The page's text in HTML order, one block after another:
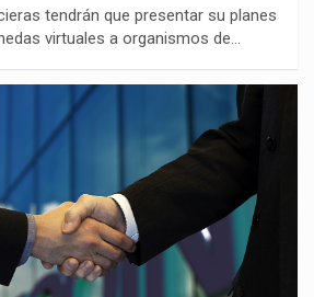
tendrán que presentar su planes
virtuales a organismos de…